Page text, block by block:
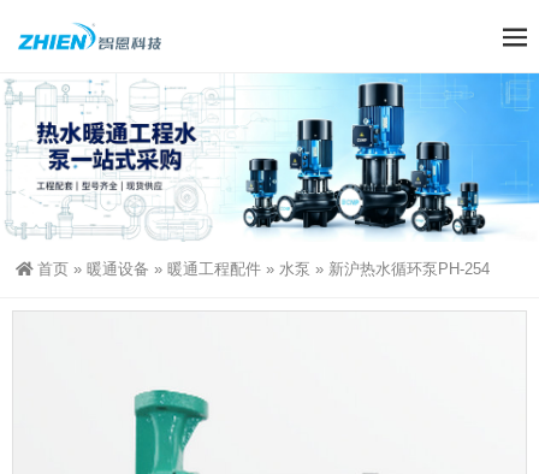
首页 » 暖通设备 » 暖通工程配件 » 水泵 » 新沪热水循环泵PH-254